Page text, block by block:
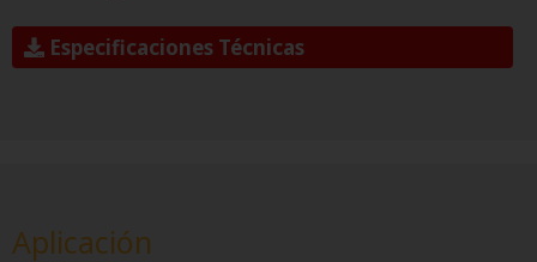
Especificaciones Técnicas
Aplicación